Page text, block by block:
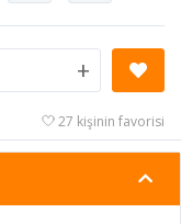
+
27 kişinin favorisi